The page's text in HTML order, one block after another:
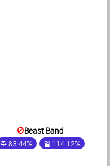
Beast Band
주 83.44% 일 114.12%